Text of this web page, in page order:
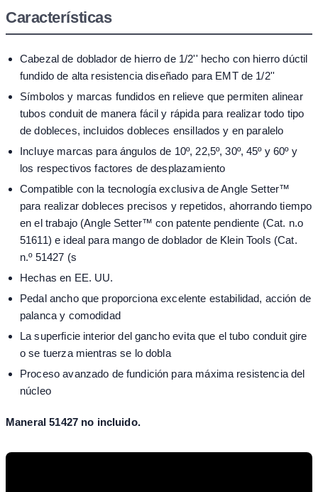
Características
Cabezal de doblador de hierro de 1/2'' hecho con hierro dúctil
fundido de alta resistencia diseñado para EMT de 1/2''
Símbolos y marcas fundidos en relieve que permiten alinear
tubos conduit de manera fácil y rápida para realizar todo tipo
de dobleces, incluidos dobleces ensillados y en paralelo
Incluye marcas para ángulos de 10º, 22,5º, 30º, 45º y 60º y
los respectivos factores de desplazamiento
Compatible con la tecnología exclusiva de Angle Setter™
para realizar dobleces precisos y repetidos, ahorrando tiempo
en el trabajo (Angle Setter™ con patente pendiente (Cat. n.o
51611) e ideal para mango de doblador de Klein Tools (Cat.
n.º 51427 (s
Hechas en EE. UU.
Pedal ancho que proporciona excelente estabilidad, acción de
palanca y comodidad
La superficie interior del gancho evita que el tubo conduit gire
o se tuerza mientras se lo dobla
Proceso avanzado de fundición para máxima resistencia del
núcleo
Maneral51427 no incluido.